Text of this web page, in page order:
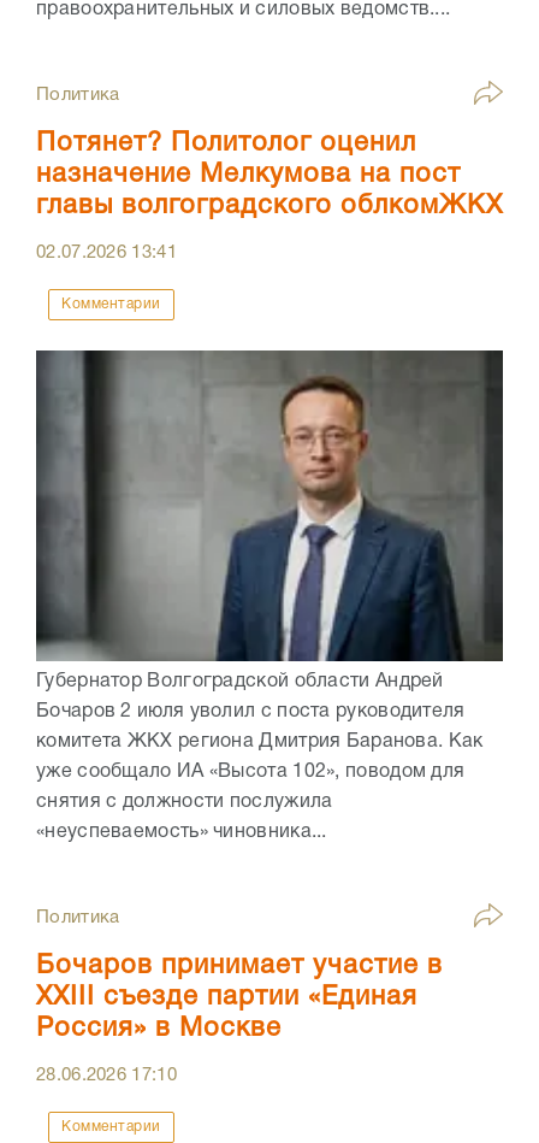
правоохранительных и силовых ведомств....
Политика
Потянет? Политолог оценил
назначение Мелкумова на пост
главы волгоградского облкомЖКХ
02.07.2026 13:41
Комментарии
Губернатор Волгоградской области Андрей
Бочаров 2 июля уволил с поста руководителя
комитета ЖКХ региона Дмитрия Баранова. Как
уже сообщало ИА «Высота 102», поводом для
снятия с должности послужила
«неуспеваемость» чиновника...
Политика
Бочаров принимает участие в
XXIII съезде партии «Единая
Россия» в Москве
28.06.2026 17:10
Комментарии